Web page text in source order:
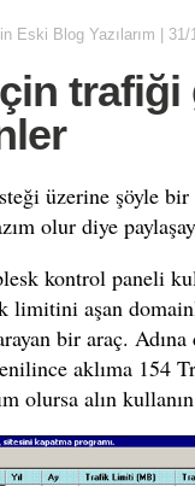
in Eski Blog Yazılarım 31/
trafiği
üzerine şöyle
olur diye
kontrol paneli
limitini aşan
bir araç.
aklıma 154
olursa alın